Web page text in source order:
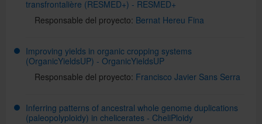
transfrontalière (RESMED+) - RESMED+
Responsable del proyecto: Bernat Hereu Fina
Improving yields in organic cropping systems
(OrganicYieldsUP) - OrganicYieldsUP
Responsable del proyecto: Francisco Javier Sans Serra
Inferring patterns of ancestral whole genome duplications
(paleopolyploidy) in chelicerates - CheliPloidy